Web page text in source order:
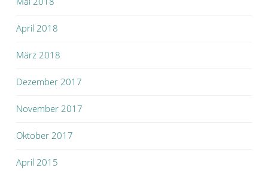
April 2018
März 2018
Dezember 2017
November 2017
Oktober 2017
April 2015